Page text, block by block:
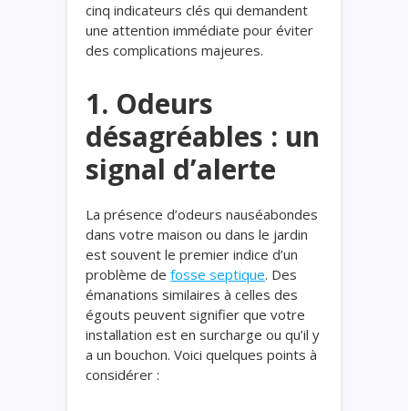
cinq indicateurs clés qui demandent
une attention immédiate pour éviter
des complications majeures.
1. Odeurs
désagréables : un
signal d’alerte
La présence d’odeurs nauséabondes
dans votre maison ou dans le jardin
est souvent le premier indice d’un
problème de fosse septique. Des
émanations similaires à celles des
égouts peuvent signifier que votre
installation est en surcharge ou qu’il y
a un bouchon. Voici quelques points à
considérer :